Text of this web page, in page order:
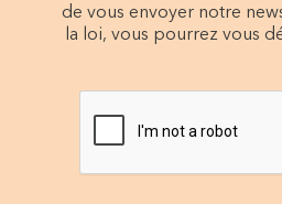
de vous envoyer notre
la loi, vous pourrez vous